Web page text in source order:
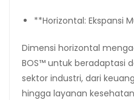
**Horizontal: Ekspansi
Dimensi horizontal
BOS™ untuk beradaptasi
sektor industri, dari
hingga layanan